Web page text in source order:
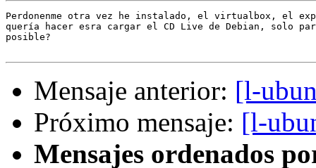
Perdonenme otra vez he instalado, el virtualbox, el
quería hacer esra cargar el CD Live de Debian, solo
posible?
Mensaje anterior: [l-
Próximo mensaje: [l-
Mensajes ordenados